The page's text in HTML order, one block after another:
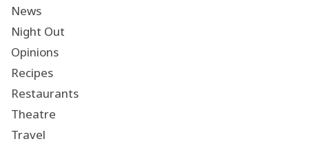
News
Night Out
Opinions
Recipes
Restaurants
Theatre
Travel